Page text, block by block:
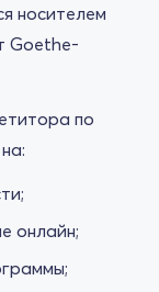
носителем
Goethe-
по
онлайн;